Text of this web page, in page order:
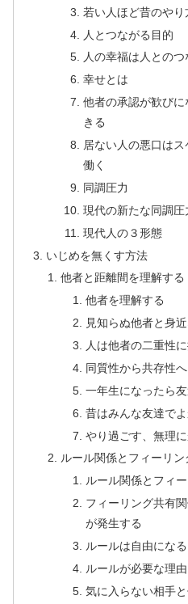
若い人ほど昔のや
人とつながる目的
人の幸福は人との
幸せとは
他者の承認が歓び
きる
居ない人の悪口は
働く
同調圧力
現代の新たな同調圧
現代人の３形態
いじめを無くす方法
他者と距離間を理解する
他者を理解する
見知らぬ他者と身
人は他者の二重性
同質性から共存性へ
一年生になったら
昔はみんな友達で
やり過ごす、無理
ルール関係とフィーリ
ルール関係とフィ
フィーリング共有
が発生する
ルールは自由にな
ルールが必要な理由
気に入らない相手